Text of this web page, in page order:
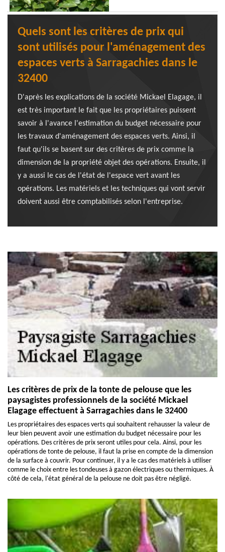
Quels sont les critères de prix qui
sont utilisés pour l'aménagement des
espaces verts à Sarragachies dans le
32400
D'après les explications de la société Mickael Elagage, il
est très important le fait que les propriétaires puissent
savoir à l'avance l'estimation du budget nécessaire pour
les travaux d'aménagement des espaces verts. Ainsi, il
faut qu'ils se basent sur des critères de prix comme la
dimension de la propriété objet des opérations. Ensuite, il
y a aussi le cas de l'état de l'espace vert avant les
opérations. Les matériels et les techniques qui vont servir
doivent aussi être comptabilisés selon l'entreprise.
Les critères de prix de la tonte de pelouse que les
paysagistes professionnels de la société Mickael
Elagage effectuent à Sarragachies dans le 32400
Les propriétaires des espaces verts qui souhaitent rehausser la valeur de
leur bien peuvent avoir une estimation du budget nécessaire pour les
opérations. Des critères de prix seront utiles pour cela. Ainsi, pour les
opérations de tonte de pelouse, il faut la prise en compte de la dimension
de la surface à couvrir. Pour continuer, il y a le cas des matériels à utiliser
comme le choix entre les tondeuses à gazon électriques ou thermiques. À
côté de cela, l'état général de la pelouse ne doit pas être négligé.